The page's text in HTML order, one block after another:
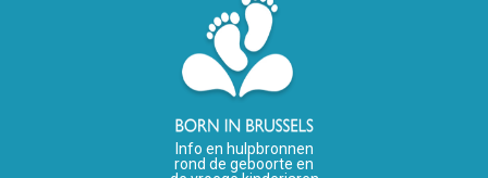
Info en hulpbronnen
rond de geboorte en